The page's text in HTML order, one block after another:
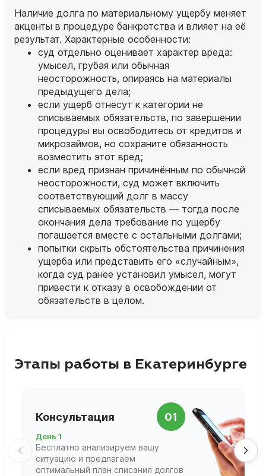
Наличие долга по материальному ущербу меняет
акценты в процедуре банкротства и влияет на её
результат. Характерные особенности:
суд отдельно оценивает характер вреда:
умысел, грубая или обычная
неосторожность, опираясь на материалы
предыдущего дела;
если ущерб отнесут к категории не
списываемых обязательств, по завершении
процедуры вы освободитесь от кредитов и
микрозаймов, но сохраните обязанность
возместить этот вред;
если вред признан причинённым по обычной
неосторожности, суд может включить
соответствующий долг в массу
списываемых обязательств — тогда после
окончания дела требование по ущербу
погашается вместе с остальными долгами;
попытки скрыть обстоятельства причинения
ущерба или представить его «случайным»,
когда суд ранее установил умысел, могут
привести к отказу в освобождении от
обязательств в целом.
Этапы работы в Екатеринбурге
Консультация 01
День 1
Бесплатно анализируем вашу
ситуацию и предлагаем
оптимальный план списания долгов